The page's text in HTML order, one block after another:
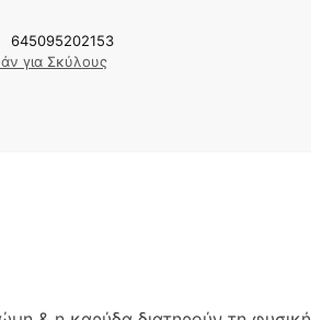
645095202153
για Σκύλους